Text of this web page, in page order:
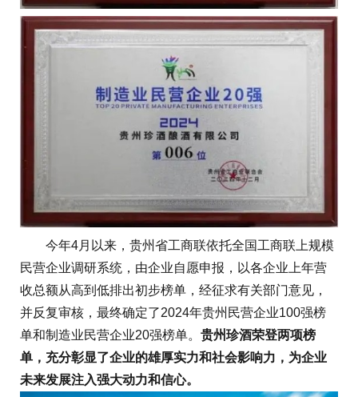
今年4月以来，贵州省工商联依托全国工商联上规模
民营企业调研系统，由企业自愿申报，以各企业上年营
收总额从高到低排出初步榜单，经征求有关部门意见，
并反复审核，最终确定了2024年贵州民营企业100强榜
单和制造业民营企业20强榜单。 贵州珍酒荣登两项榜
单，充分彰显了企业的雄厚实力和社会影响力，为企业
未来发展注入强大动力和信心。